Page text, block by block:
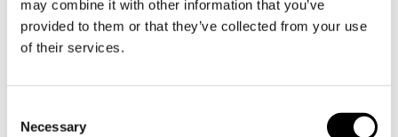
may combine it with other information that you’ve
provided to them or that they’ve collected from your use
of their services.
Selection
Necessary
22.11 Yoga i museetkl. 14.30–15.30
22.11LUX bastukl. 16–20
29.11Pepparkaksutställningen